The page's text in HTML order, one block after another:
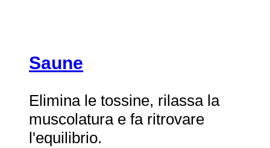
Saune
Elimina le tossine, rilassa la
muscolatura e fa ritrovare
l'equilibrio.